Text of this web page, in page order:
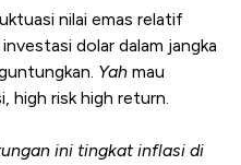
nilai emas relatif
dolar dalam jangka
Yah mau
high risk high return.
ini tingkat inflasi di